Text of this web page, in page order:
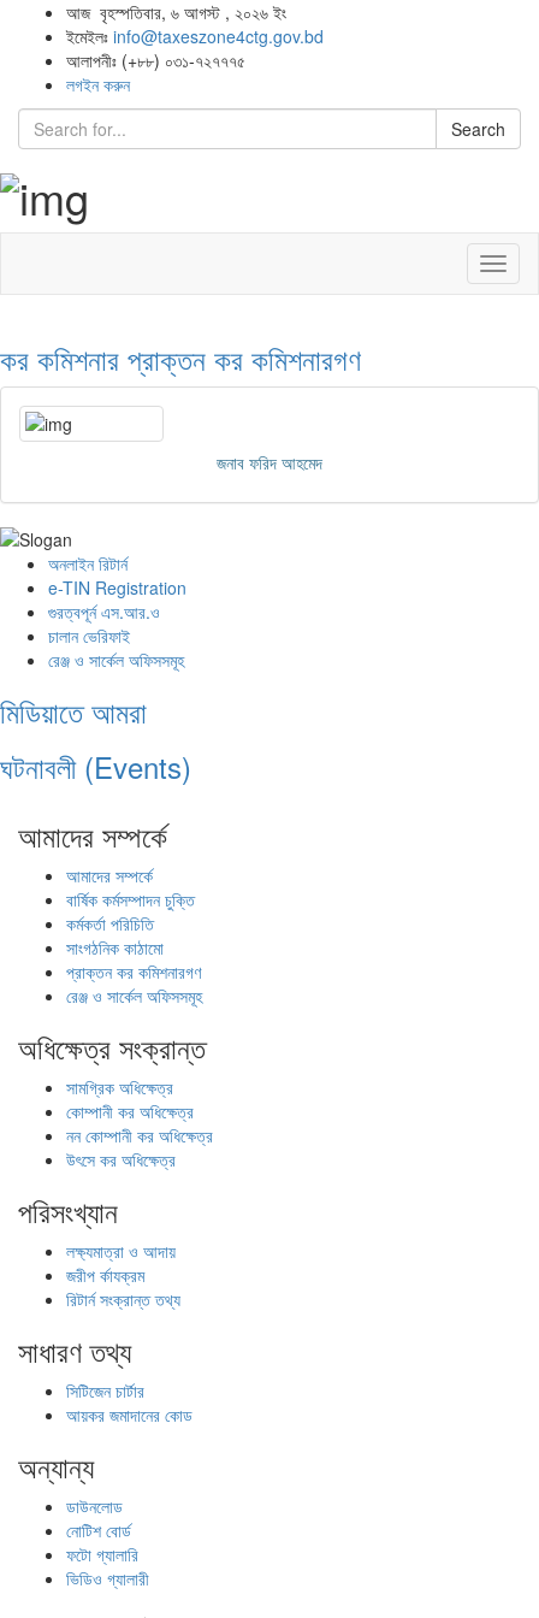
আজ বৃহস্পতিবার, ৬ আগস্ট , ২০২৬ ইং
ইমেইলঃ info@taxeszone4ctg.gov.bd
আলাপনীঃ (+৮৮) ০৩১-৭২৭৭৭৫
লগইন করুন
Search
কর কমিশনার প্রাক্তন কর কমিশনারগণ
জনাব ফরিদ আহমেদ
অনলাইন রিটার্ন
e-TIN Registration
গুরত্বপূর্ন এস.আর.ও
চালান ভেরিফাই
রেঞ্জ ও সার্কেল অফিসসমূহ
মিডিয়াতে আমরা
ঘটনাবলী (Events)
আমাদের সম্পর্কে
আমাদের সম্পর্কে
বার্ষিক কর্মসম্পাদন চুক্তি
কর্মকর্তা পরিচিতি
সাংগঠনিক কাঠামো
প্রাক্তন কর কমিশনারগণ
রেঞ্জ ও সার্কেল অফিসসমূহ
অধিক্ষেত্র সংক্রান্ত
সামগ্রিক অধিক্ষেত্র
কোম্পানী কর অধিক্ষেত্র
নন কোম্পানী কর অধিক্ষেত্র
উৎসে কর অধিক্ষেত্র
পরিসংখ্যান
লক্ষ্যমাত্রা ও আদায়
জরীপ র্কাযক্রম
রিটার্ন সংক্রান্ত তথ্য
সাধারণ তথ্য
সিটিজেন চার্টার
আয়কর জমাদানের কোড
অন্যান্য
ডাউনলোড
নোটিশ বোর্ড
ফটো গ্যালারি
ভিডিও গ্যালারী